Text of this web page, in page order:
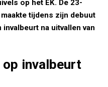
op het EK. De 23-
tijdens zijn debuut
na uitvallen van
op invalbeurt